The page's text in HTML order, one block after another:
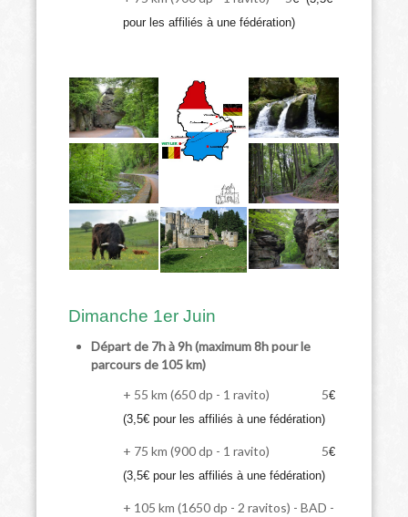
pour les affiliés à une fédération)
Dimanche 1er Juin
Départ de 7h à 9h (maximum 8h pour le
parcours de 105 km)
+ 55 km (650 dp - 1 ravito) 5€
(3,5€ pour les affiliés à une fédération)
+ 75 km (900 dp - 1 ravito) 5€
(3,5€ pour les affiliés à une fédération)
+ 105 km (1650 dp - 2 ravitos) - BAD -